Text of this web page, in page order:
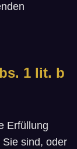
1 lit. b
Erfüllung
sind, oder